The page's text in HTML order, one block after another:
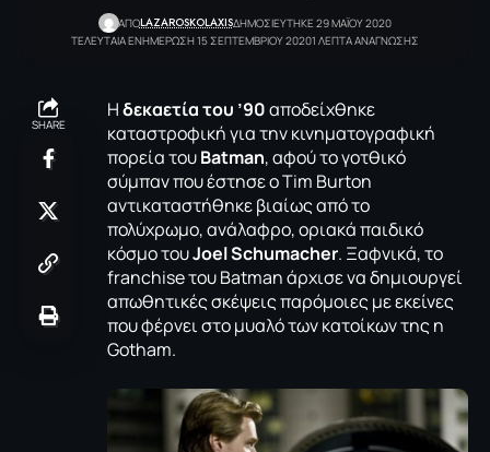
ΑΠΟLAZAROSKOLAXISΔΗΜΟΣΙΕΥΤΗΚΕ 29 ΜΑΪΟΥ 2020
ΤΕΛΕΥΤΑΙΑ ΕΝΗΜΕΡΩΣΗ 15 ΣΕΠΤΕΜΒΡΙΟΥ 20201 ΛΕΠΤΑ ΑΝΑΓΝΩΣΗΣ
SHARE
Ηδεκαετία του ’90αποδείχθηκε
καταστροφική για την κινηματογραφική
πορεία τουBatman, αφού το γοτθικό
σύμπαν που έστησε ο Tim Burton
αντικαταστήθηκε βιαίως από το
πολύχρωμο, ανάλαφρο, οριακά παιδικό
κόσμο τουJoel Schumacher. Ξαφνικά, το
franchise του Batman άρχισε να δημιουργεί
απωθητικές σκέψεις παρόμοιες με εκείνες
που φέρνει στο μυαλό των κατοίκων της η
Gotham.